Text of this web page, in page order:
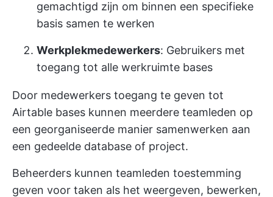
gemachtigd zijn om binnen een specifieke
basis samen te werken
Werkplekmedewerkers: Gebruikers met
toegang tot alle werkruimte bases
Door medewerkers toegang te geven tot
Airtable bases kunnen meerdere teamleden op
een georganiseerde manier samenwerken aan
een gedeelde database of project.
Beheerders kunnen teamleden toestemming
geven voor taken als het weergeven, bewerken,